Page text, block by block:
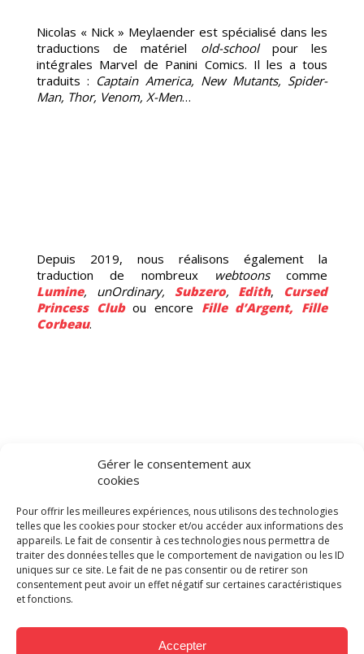
Gérer le consentement aux
cookies
Pour offrir les meilleures expériences, nous utilisons des technologies
telles que les cookies pour stocker et/ou accéder aux informations des
appareils. Le fait de consentir à ces technologies nous permettra de
traiter des données telles que le comportement de navigation ou les ID
uniques sur ce site. Le fait de ne pas consentir ou de retirer son
consentement peut avoir un effet négatif sur certaines caractéristiques
et fonctions.
Accepter
Nicolas « Nick » Meylaender est spécialisé dans les
traductions de matériel old-schoolpour les
intégrales Marvel de Panini Comics. Il les a tous
traduits : Captain America, New Mutants, Spider-
Man, Thor, Venom, X-Men…
Depuis 2019, nous réalisons également la
traduction de nombreux
webtoonscomme
Lumine, unOrdinary, Subzero, Edith, Cursed
Princess Clubou encore Fille d’Argent, Fille
Corbeau.
Les éditeurs recommandent
notre service de traduction
Les maisons d’édition qui emploientMAKMApour
leurs traductions de BD sont toujours satisfaites de
notre travail. Les éditeurs ne manquent jamais de
nous commander de nouvelles missions
« le studio [réalise] un travail formidable